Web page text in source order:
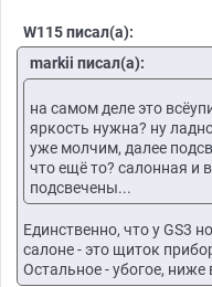
W115 писал(а):
markii писал(а):
на самом деле это
яркость нужна? ну
уже молчим, далее
что ещё то? салонная и
подсвечены...
Единственно, что у GS3
салоне - это щиток
Остальное - убогое, ниже